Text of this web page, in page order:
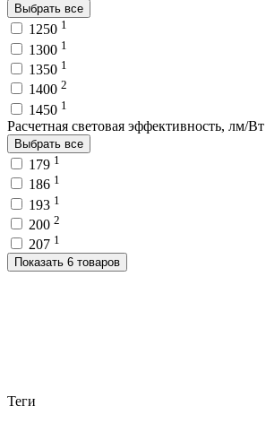
Выбрать все
1250 1
1300 1
1350 1
1400 2
1450 1
Расчетная световая эффективность, лм/Вт
Выбрать все
179 1
186 1
193 1
200 2
207 1
Показать 6 товаров
Теги